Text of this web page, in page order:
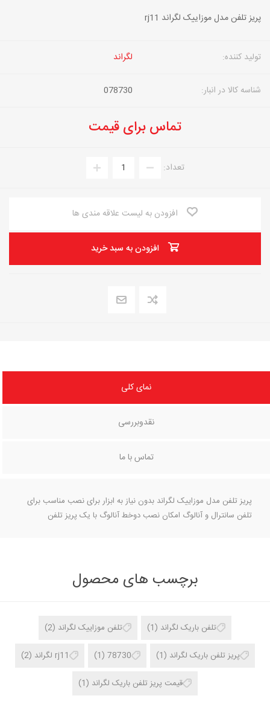
پریز تلفن مدل موزاییک لگراند rj11
تولید کننده: لگراند
شناسه کالا در انبار: 078730
تماس برای قیمت
تعداد:
افزودن به لیست علاقه مندی ها
افزودن به سبد خرید
نمای کلی
نقدوبررسی
تماس با ما
پریز تلفن مدل موزاییک لگراند بدون نیاز به ابزار برای نصب مناسب برای
تلفن سانترال و آنالوگ امکان نصب دوخط آنالوگ با یک پریز تلفن
برچسب های محصول
تلفن باریک لگراند (1) تلفن موزاییک لگراند (2)
پریز تلفن باریک لگراند (1)
78730
(1) rj11 لگراند (2)
قیمت پریز تلفن باریک لگراند (1)